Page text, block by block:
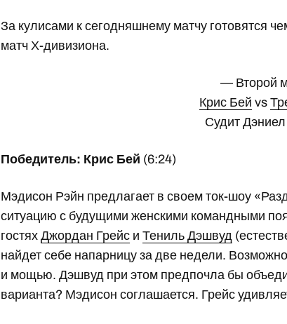
За кулисами к сегодняшнему матчу готовятся
матч Х-дивизиона.
— Второй
Крис Бей vs
Судит
Победитель: Крис Бей (6:24)
Мэдисон Рэйн предлагает в своем ток-шоу
ситуацию с будущими женскими командными
гостяхДжордан Грейс иТениль Дэшвуд
найдет себе напарницу за две недели.
и мощью. Дэшвуд при этом предпочла бы
варианта? Мэдисон соглашается. Грейс